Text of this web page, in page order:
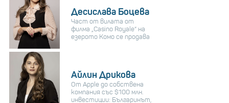
Десислава Боцева
Част от вилата от
филма „Casino Royale“ на
езерото Комо се продава
Айлин Дрикова
От Apple до собствена
компания със $100 млн.
инвестиции: Българинът,